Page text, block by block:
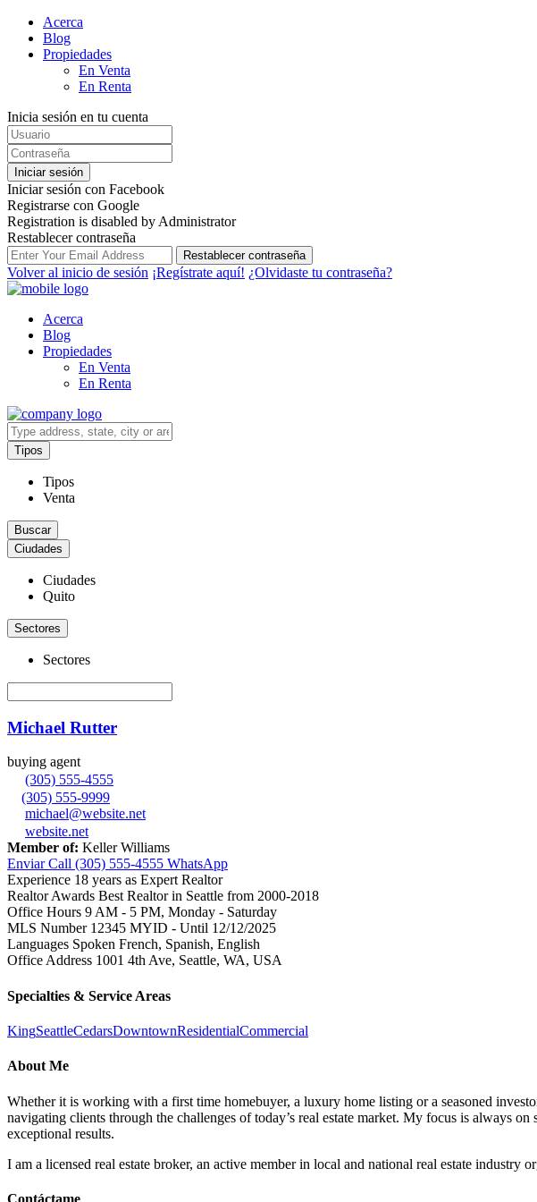
Acerca
Blog
Propiedades
En Venta
En Renta
Inicia sesión en tu cuenta
Iniciar sesión
Iniciar sesión con Facebook
Registrarse con Google
Registration is disabled by Administrator
Restablecer contraseña
Restablecer contraseña
Volver al inicio de sesión ¡Regístrate aquí! ¿Olvidaste tu contraseña?
Acerca
Blog
Propiedades
En Venta
En Renta
Tipos
Tipos
Venta
Ciudades
Ciudades
Quito
Sectores
Sectores
Michael Rutter
buying agent
(305) 555-4555
(305) 555-9999
michael@website.net
website.net
Member of: Keller Williams
EnviarCall (305) 555-4555 WhatsApp
Experience 18 years as Expert Realtor
Realtor Awards Best Realtor in Seattle from 2000-2018
Office Hours 9 AM - 5 PM, Monday - Saturday
MLS Number 12345 MYID - Until 12/12/2025
Languages Spoken French, Spanish, English
Office Address 1001 4th Ave, Seattle, WA, USA
Specialties & Service Areas
KingSeattleCedarsDowntownResidentialCommercial
About Me
Whether it is working with a first time homebuyer, a luxury home listing or a seasoned
navigating clients through the challenges of today’s real estate market. My focus is always
exceptional results.
I am a licensed real estate broker, an active member in local and national real estate
Contáctame